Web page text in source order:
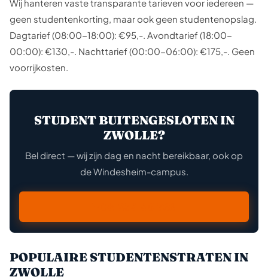
Wij hanteren vaste transparante tarieven voor iedereen —
geen studentenkorting, maar ook geen studentenopslag.
Dagtarief (08:00-18:00): €95,-. Avondtarief (18:00-
00:00): €130,-. Nachttarief (00:00-06:00): €175,-. Geen
voorrijkosten.
STUDENT BUITENGESLOTEN IN
ZWOLLE?
Bel direct — wij zijn dag en nacht bereikbaar, ook op
de Windesheim-campus.
POPULAIRE STUDENTENSTRATEN IN
ZWOLLE